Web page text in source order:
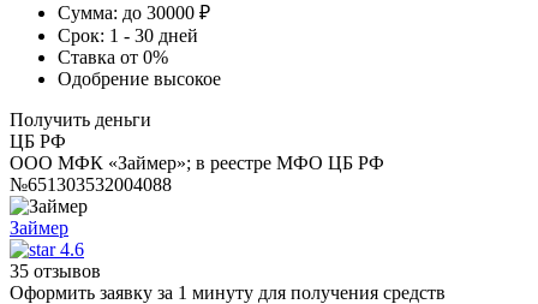
Сумма: до 30000 ₽
Срок: 1 - 30 дней
Ставка от 0%
Одобрение высокое
Получить деньги
ЦБ РФ
ООО МФК «Займер»; в реестре МФО ЦБ РФ
№651303532004088
Займер
4.6
35 отзывов
Оформить заявку за 1 минуту для получения средств